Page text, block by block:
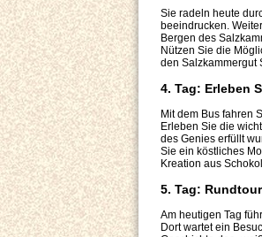
Sie radeln heute
beeindrucken.
Bergen des
Nützen Sie die
den Salzkammergut
4. Tag: Erleben
Mit dem Bus fahren
Erleben Sie die
des Genies erfüllt
Sie ein köstliches
Kreation aus
5. Tag:
Am heutigen Tag
Dort wartet ein